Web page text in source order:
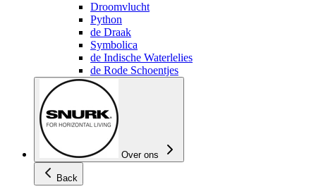
Droomvlucht
Python
de Draak
Symbolica
de Indische Waterlelies
de Rode Schoentjes
Over ons
Back